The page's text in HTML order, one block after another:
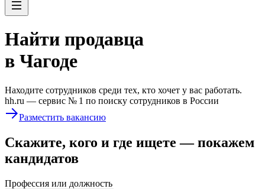
Найти продавца
в Чагоде
Находите сотрудников среди тех, кто хочет у вас работать.
hh.ru — сервис № 1 по поиску сотрудников в России
Разместить вакансию
Скажите, кого и где ищете — покажем
кандидатов
Профессия или должность